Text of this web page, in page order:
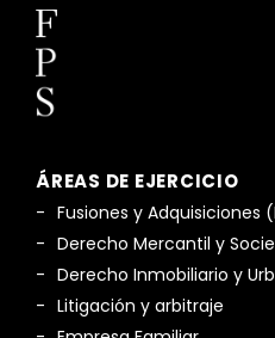
ÁREAS DE EJERCICIO
Fusiones y Adquisiciones
Derecho Mercantil y
Derecho Inmobiliario y
Litigación y arbitraje